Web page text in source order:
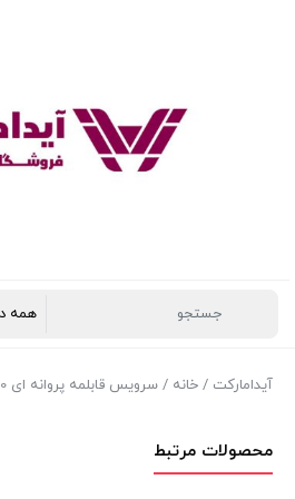
آیدامارکت / خانه / سرویس قابلمه پروانه ای 10 پارچه
محصولات مرتبط